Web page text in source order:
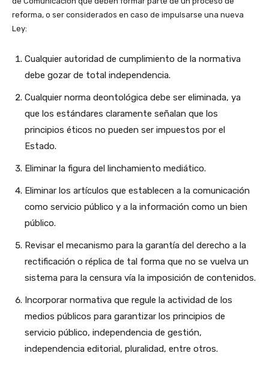
reforma, o ser considerados en caso de impulsarse una nueva
Ley:
Cualquier autoridad de cumplimiento de la normativa
debe gozar de total independencia.
Cualquier norma deontológica debe ser eliminada, ya
que los estándares claramente señalan que los
principios éticos no pueden ser impuestos por el
Estado.
Eliminar la figura del linchamiento mediático.
Eliminar los artículos que establecen a la comunicación
como servicio público y a la información como un bien
público.
Revisar el mecanismo para la garantía del derecho a la
rectificación o réplica de tal forma que no se vuelva un
sistema para la censura vía la imposición de contenidos.
Incorporar normativa que regule la actividad de los
medios públicos para garantizar los principios de
servicio público, independencia de gestión,
independencia editorial, pluralidad, entre otros.